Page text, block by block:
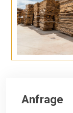
Anfrage